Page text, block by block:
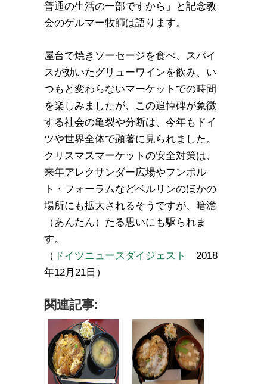
普通の生活の一部ですから」と記念教
会のゲルマー牧師は語ります。
屋台で焼きソーセージを食べ、スパイ
スが効いたグリューワインを飲み、い
つもと変わらないマーケットでの時間
を楽しみましたが、この追悼碑が象徴
する社会の亀裂や分断は、今年もドイ
ツや世界全体で顕著に見られました。
クリスマスマーケットの安全対策は、
来年アレクサンダー広場やフンボル
ト・フォーラムなどベルリンのほかの
場所にも拡大されるそうですが、暗澹
（あんたん）たる思いにも駆られま
す。
（ ドイツニュースダイジェスト
2018
年12月21日）
関連記事: